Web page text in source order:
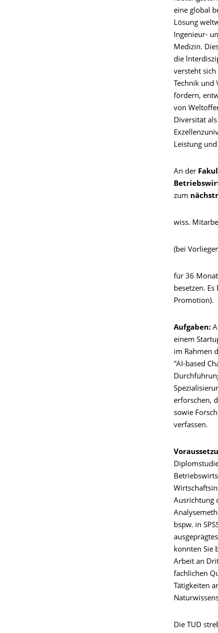
eine global
Lösung
Ingenieur-
Medizin.
die
versteht
Technik
fördern,
von
Diversität
Leistung
An der
zum
wiss.
(bei
für 36
besetzen.
Promotion).
Aufgaben:
einem
im Rahmen
"AI-based
erforschen,
sowie
verfassen.
Ausrichtung
bspw. in
konnten Sie
Arbeit an
fachlichen
Tätigkeiten
Die TUD